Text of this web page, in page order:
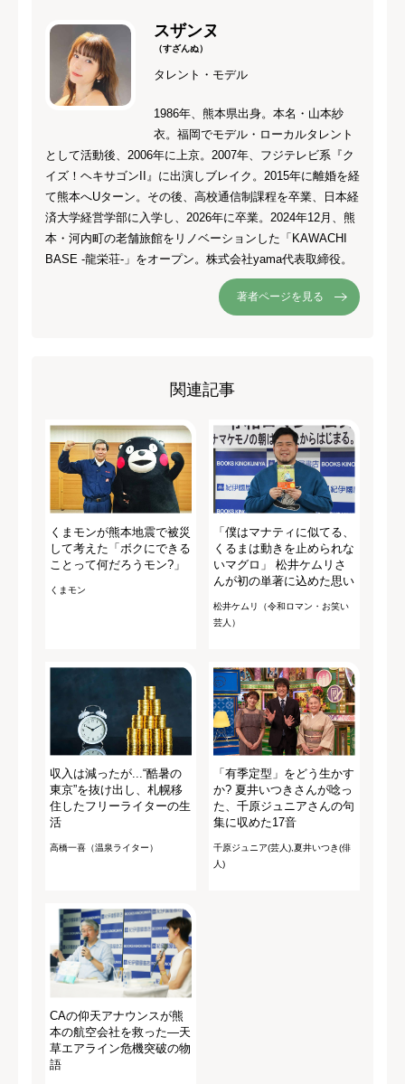
スザンヌ
（すざんぬ）
タレント・モデル
1986年、熊本県出身。本名・山本紗
衣。福岡でモデル・ローカルタレント
として活動後、2006年に上京。2007年、フジテレビ系『ク
イズ！ヘキサゴンII』に出演しブレイク。2015年に離婚を経
て熊本へUターン。その後、高校通信制課程を卒業、日本経
済大学経営学部に入学し、2026年に卒業。2024年12月、熊
本・河内町の老舗旅館をリノベーションした「KAWACHI
BASE -龍栄荘-」をオープン。株式会社yama代表取締役。
著者ページを見る
関連記事
くまモンが熊本地震で被災
して考えた「ボクにできる
ことって何だろうモン?」
くまモン
「僕はマナティに似てる、
くるまは動きを止められな
いマグロ」 松井ケムリさ
んが初の単著に込めた思い
松井ケムリ（令和ロマン・お笑い
芸人）
収入は減ったが...“酷暑の
東京”を抜け出し、札幌移
住したフリーライターの生
活
高橋一喜（温泉ライター）
「有季定型」をどう生かす
か? 夏井いつきさんが唸っ
た、千原ジュニアさんの句
集に収めた17音
千原ジュニア(芸人),夏井いつき(俳
人)
CAの仰天アナウンスが熊
本の航空会社を救った―天
草エアライン危機突破の物
語